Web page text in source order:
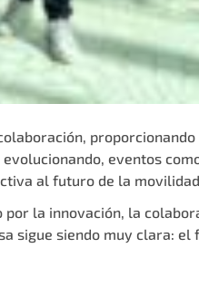
eventos
al futuro de la
la innovación, la
sigue siendo muy clara: